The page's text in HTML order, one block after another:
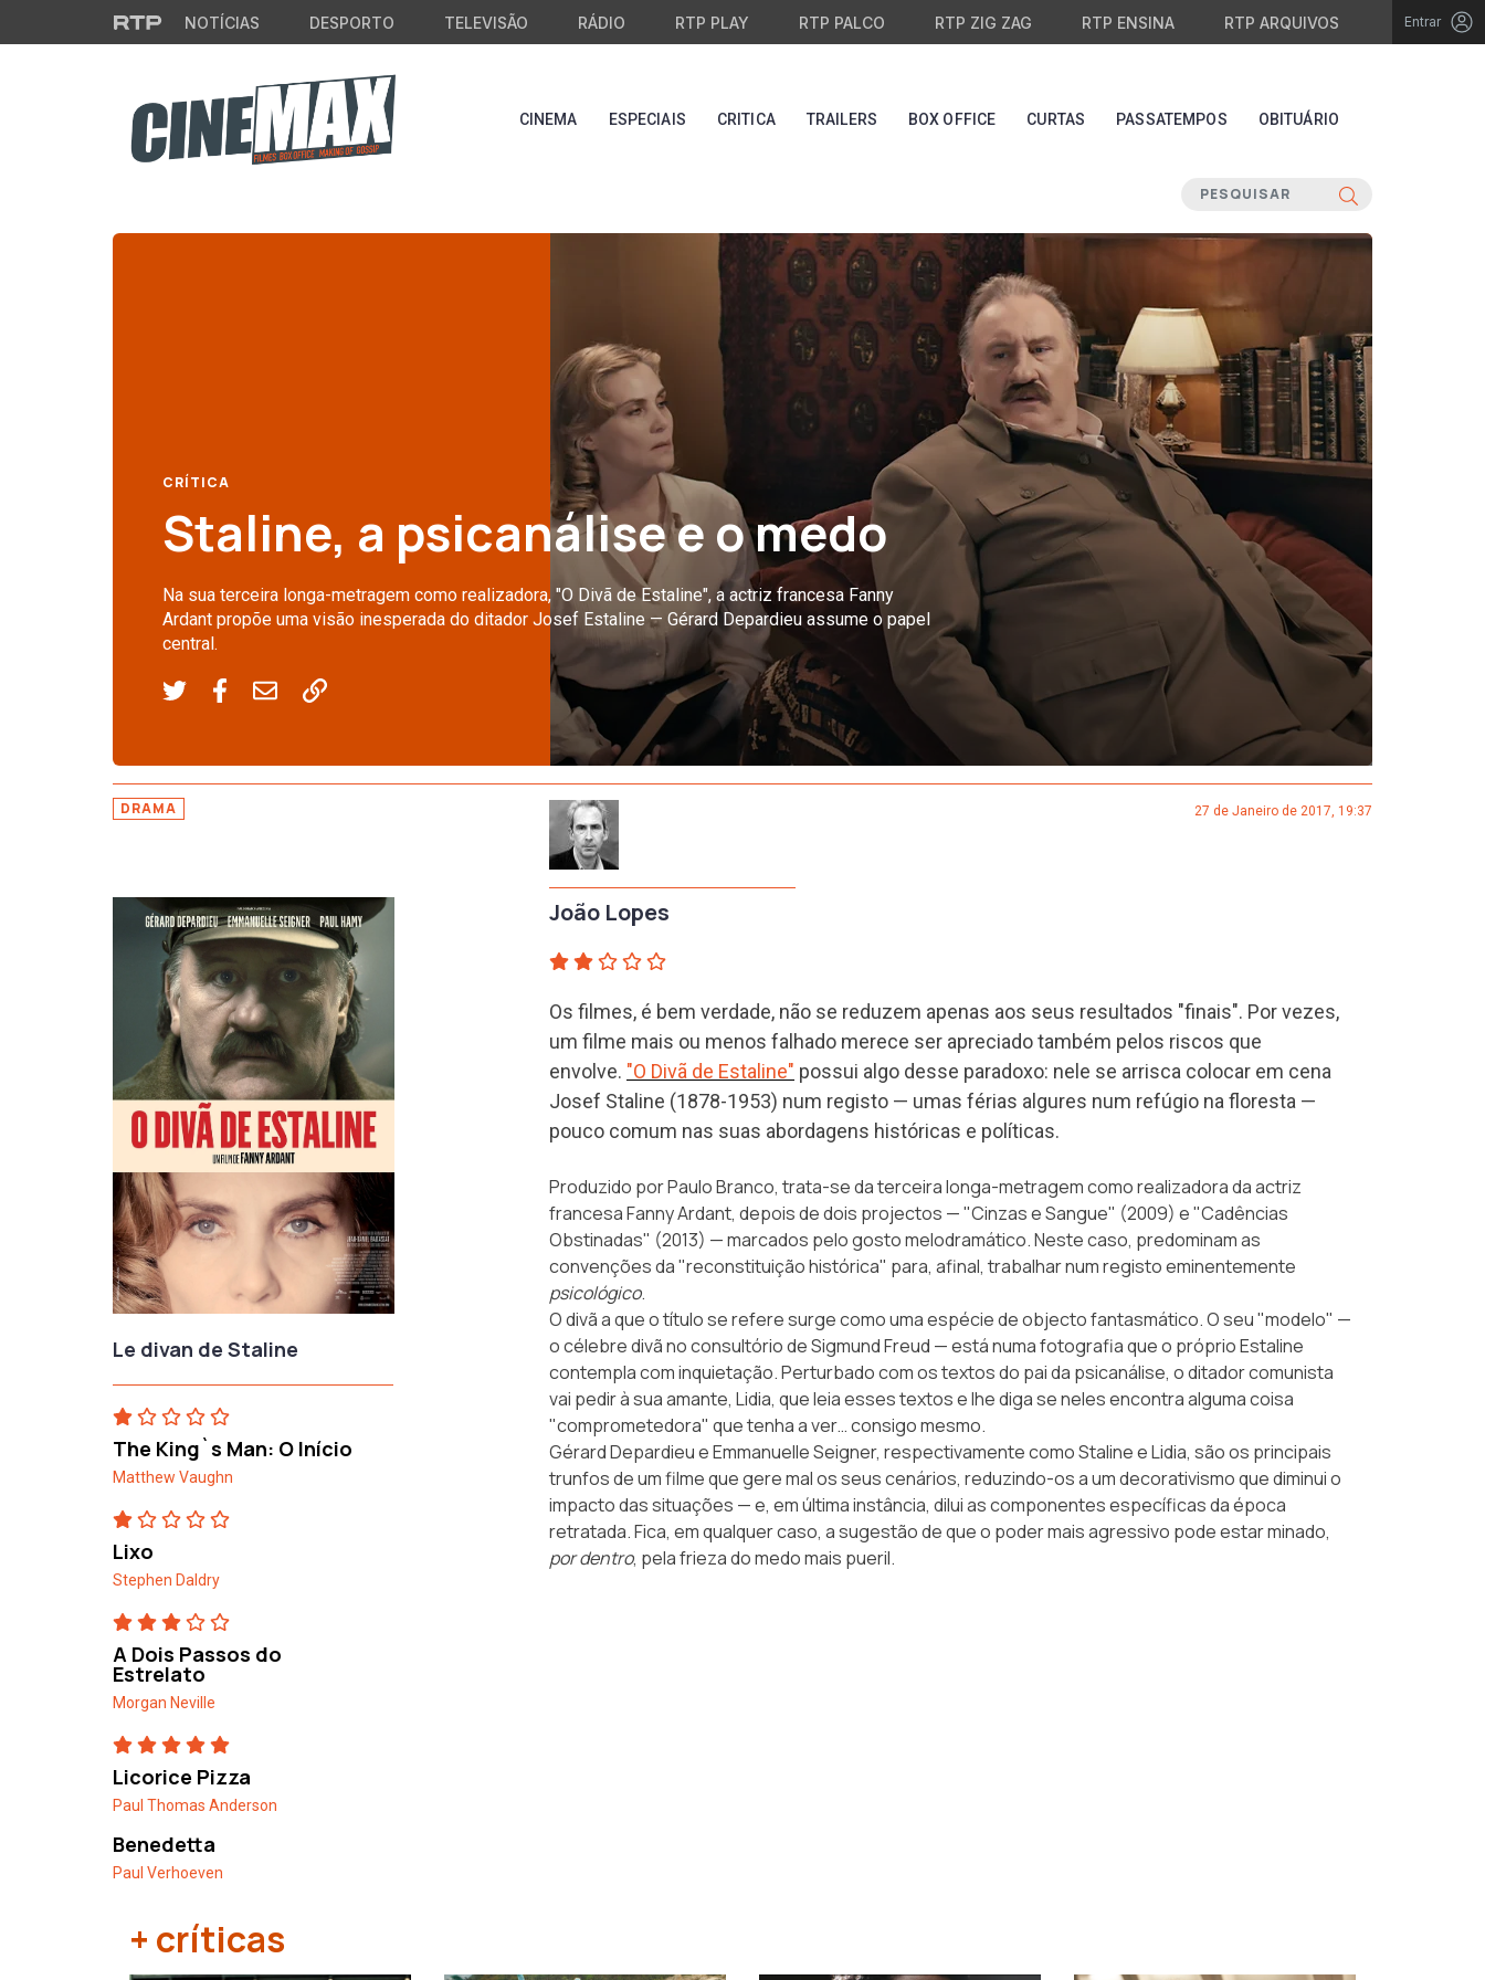
Saltar para o conteúdo principal
NOTÍCIAS DESPORTO TELEVISÃO RÁDIO RTP PLAY RTP PALCO RTP ZIG ZAG RTP ENSINA RTP ARQUIVOS Entrar
CINEMA ESPECIAIS CRITICA TRAILERS BOX OFFICE CURTAS PASSATEMPOS OBITUÁRIO
CRÍTICA
Staline, a psicanálise e o medo
Na sua terceira longa-metragem como realizadora, "O Divã de Estaline", a actriz francesa Fanny
Ardant propõe uma visão inesperada do ditador Josef Estaline — Gérard Depardieu assume o papel
central.
DRAMA
Le divan de Staline
The King`s Man: O Início
Matthew Vaughn
Lixo
Stephen Daldry
A Dois Passos do
Estrelato
Morgan Neville
Licorice Pizza
Paul Thomas Anderson
Benedetta
Paul Verhoeven
João Lopes
27 de Janeiro de 2017, 19:37
Os filmes, é bem verdade, não se reduzem apenas aos seus resultados "finais". Por vezes,
um filme mais ou menos falhado merece ser apreciado também pelos riscos que
envolve. "O Divã de Estaline" possui algo desse paradoxo: nele se arrisca colocar em cena
Josef Staline (1878-1953) num registo — umas férias algures num refúgio na floresta —
pouco comum nas suas abordagens históricas e políticas.
Produzido por Paulo Branco, trata-se da terceira longa-metragem como realizadora da actriz
francesa Fanny Ardant, depois de dois projectos — "Cinzas e Sangue" (2009) e "Cadências
Obstinadas" (2013) — marcados pelo gosto melodramático. Neste caso, predominam as
convenções da "reconstituição histórica" para, afinal, trabalhar num registo eminentemente
psicológico.
O divã a que o título se refere surge como uma espécie de objecto fantasmático. O seu "modelo" —
o célebre divã no consultório de Sigmund Freud — está numafotografiaque o próprio Estaline
contempla com inquietação. Perturbado com os textos do pai da psicanálise, o ditador comunista
vai pedir à sua amante, Lidia, que leia esses textos e lhe diga se neles encontra alguma coisa
"comprometedora" que tenha a ver… consigo mesmo.
Gérard Depardieu e Emmanuelle Seigner, respectivamente como Staline e Lidia, são os principais
trunfos de um filme que gere mal os seus cenários, reduzindo-os a um decorativismo que diminui o
impacto das situações — e, em última instância, dilui as componentes específicas da época
retratada. Fica, em qualquer caso, a sugestão de que o poder mais agressivo pode estar minado,
por dentro, pela frieza do medo mais pueril.
+ críticas